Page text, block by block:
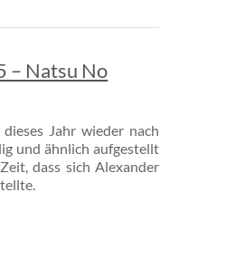
– Natsu No
Jahr wieder nach
und ähnlich aufgestellt
dass sich Alexander